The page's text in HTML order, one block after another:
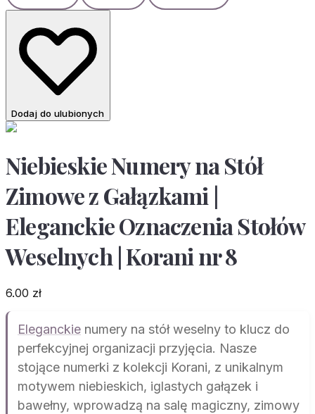
Dodaj do ulubionych
Niebieskie Numery na Stół
Zimowe z Gałązkami |
Eleganckie Oznaczenia Stołów
Weselnych | Korani nr 8
6.00 zł
Eleganckie numery na stół weselny to klucz do
perfekcyjnej organizacji przyjęcia. Nasze
stojące numerki z kolekcji Korani, z unikalnym
motywem niebieskich, iglastych gałązek i
bawełny, wprowadzą na salę magiczny, zimowy